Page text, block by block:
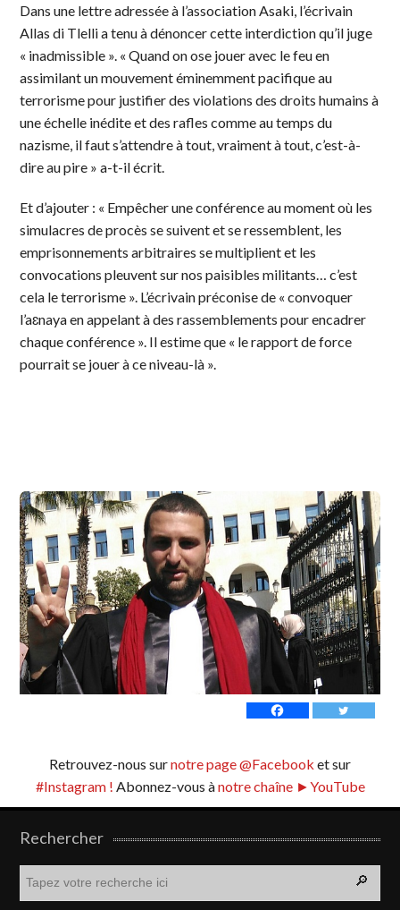
Dans une lettre adressée à l’association Asaki, l’écrivain
Allas di Tlelli a tenu à dénoncer cette interdiction qu’il juge
« inadmissible ». « Quand on ose jouer avec le feu en
assimilant un mouvement éminemment pacifique au
terrorisme pour justifier des violations des droits humains à
une échelle inédite et des rafles comme au temps du
nazisme, il faut s’attendre à tout, vraiment à tout, c’est-à-
dire au pire » a-t-il écrit.
Et d’ajouter : « Empêcher une conférence au moment où les
simulacres de procès se suivent et se ressemblent, les
emprisonnements arbitraires se multiplient et les
convocations pleuvent sur nos paisibles militants… c’est
cela le terrorisme ». L’écrivain préconise de « convoquer
l’aɛnaya en appelant à des rassemblements pour encadrer
chaque conférence ». Il estime que « le rapport de force
pourrait se jouer à ce niveau-là ».
Retrouvez-nous surnotre page @Facebook et sur
#Instagram ! Abonnez-vous ànotre chaîne ►YouTube
Rechercher